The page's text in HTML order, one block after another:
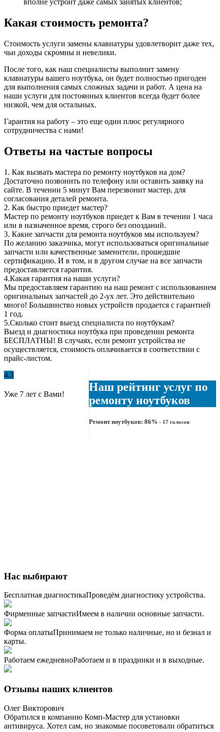
вполне устроит даже самых занятых клиентов;
Какая стоимость ремонта?
Стоимость услуги замены клавиатуры удовлетворит даже тех,
чьи доходы скромны и невелики.
После того, как наш специалисты выполнит замену
клавиатуры вашего ноутбука, он будет полностью пригоден
для выполнения самых сложных задачи и работ. А цена на
наши услуги для постоянных клиентов всегда будет более
низкой, чем для остальных.
Гарантия на работу – это еще один плюс регулярного
сотрудничества с нами!
Ответы на частые вопросы
1. Как вызвать мастера по ремонту ноутбуков на дом?
Достаточно позвонить по телефону или оставить заявку на
сайте. В течении 5 минут Вам перезвонит мастер, для
согласования деталей ремонта.
2. Как быстро приедет мастер?
Мастер по ремонту ноутбуков приедет к Вам в течении 1 часа
или в назначенное время, строго без опозданий.
3. Какие запчасти для ремонта ноутбуков мы используем?
По желанию заказчика, могут использоваться оригинальные
запчасти или качественные заменители, прошедшие
сертификацию. И в том, и в другом случае на все запчасти
предоставляется гарантия.
4.Какая гарантия на наши услуги?
Мы предоставляем гарантию на наш ремонт с использованием
оригинальных запчастей до 2-ух лет. Это действительно
много! Большинство новых устройств продается с гарантией
1 год.
5.Сколько стоит выезд специалиста по ноутбукам?
Выезд и диагностика ноутбука при проведении ремонта
БЕСПЛАТНЫ! В случаях, если ремонт устройства не
осуществляется, стоимость оплачивается в соответствии с
прайс-листом.
Наш рейтинг услуг по
ремонту ноутбуков
Ремонт ноутбуков: 86% - 17 голосов
4.3
Уже 7 лет с Вами!
Нас выбирают
Бесплатная диагностикаПроведём диагностику устройства.
Фирменные запчастиИмеем в наличии основные запчасти.
Форма оплатыПринимаем не только наличные, но и безнал и
карты.
Работаем ежедневноРаботаем и в праздники и в выходные.
Отзывы наших клиентов
Олег Викторович
Обратился в компанию Комп-Мастер для установки
антивируса. Хотел сам, но знакомые посоветовали обратиться